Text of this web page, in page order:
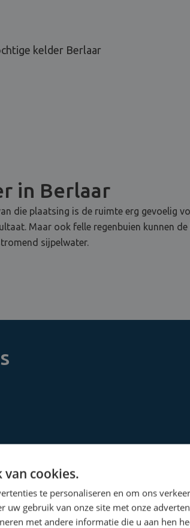
in Berlaar
die plaatsing is de ruimte erg gevoelig
Maar ook felle regenbuien kunnen
sijpelwater.
van cookies.
te personaliseren en om ons
uw gebruik van onze site met onze
met andere informatie die u aan hen